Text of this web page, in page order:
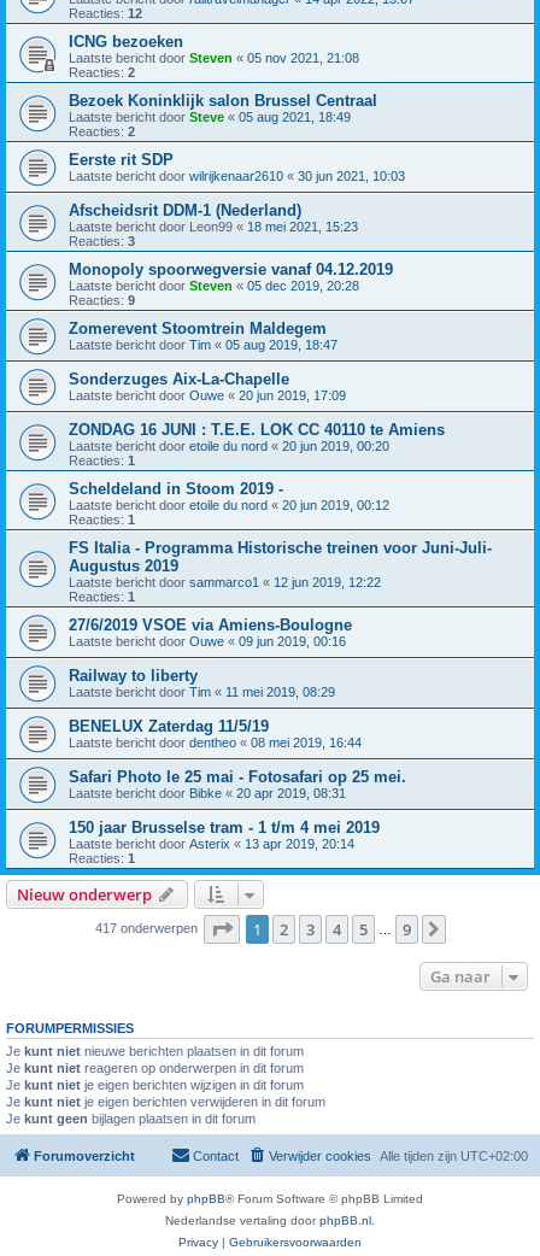
Reacties: 12
ICNG bezoeken
Laatste bericht door Steven « 05 nov 2021, 21:08
Reacties: 2
Bezoek Koninklijk salon Brussel Centraal
Laatste bericht door Steve « 05 aug 2021, 18:49
Reacties: 2
Eerste rit SDP
Laatste bericht door wilrijkenaar2610 « 30 jun 2021, 10:03
Afscheidsrit DDM-1 (Nederland)
Laatste bericht door Leon99 « 18 mei 2021, 15:23
Reacties: 3
Monopoly spoorwegversie vanaf 04.12.2019
Laatste bericht door Steven « 05 dec 2019, 20:28
Reacties: 9
Zomerevent Stoomtrein Maldegem
Laatste bericht door Tim « 05 aug 2019, 18:47
Sonderzuges Aix-La-Chapelle
Laatste bericht door Ouwe « 20 jun 2019, 17:09
ZONDAG 16 JUNI : T.E.E. LOK CC 40110 te Amiens
Laatste bericht door etoile du nord « 20 jun 2019, 00:20
Reacties: 1
Scheldeland in Stoom 2019 -
Laatste bericht door etoile du nord « 20 jun 2019, 00:12
Reacties: 1
FS Italia - Programma Historische treinen voor Juni-Juli-
Augustus 2019
Laatste bericht door sammarco1 « 12 jun 2019, 12:22
Reacties: 1
27/6/2019 VSOE via Amiens-Boulogne
Laatste bericht door Ouwe « 09 jun 2019, 00:16
Railway to liberty
Laatste bericht door Tim « 11 mei 2019, 08:29
BENELUX Zaterdag 11/5/19
Laatste bericht door dentheo « 08 mei 2019, 16:44
Safari Photo le 25 mai - Fotosafari op 25 mei.
Laatste bericht door Bibke « 20 apr 2019, 08:31
150 jaar Brusselse tram - 1 t/m 4 mei 2019
Laatste bericht door Asterix « 13 apr 2019, 20:14
Reacties: 1
Nieuw onderwerp
417 onderwerpen Pagina van 9
1 2 3 4 5 9
Ga naar
FORUMPERMISSIES
Je kunt niet nieuwe berichten plaatsen in dit forum
Je kunt niet reageren op onderwerpen in dit forum
Je kunt niet je eigen berichten wijzigen in dit forum
Je kunt niet je eigen berichten verwijderen in dit forum
Je kunt geen bijlagen plaatsen in dit forum
Forumoverzicht Alle tijden zijn UTC+02:00
Verwijder cookies
Contact
Powered by phpBB® Forum Software © phpBB Limited
Nederlandse vertaling doorphpBB.nl
Privacy | Gebruikersvoorwaarden